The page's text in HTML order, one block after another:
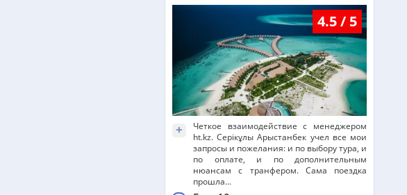
Италия из Алматы
Чехия из Алматы
Греция из Алматы
Сейшелы из Алматы
4.5 / 5
+
Четкое взаимодействие с менеджером
ht.kz. Серікұлы Арыстанбек учел все мои
запросы и пожелания: и по выбору тура, и
по оплате, и по дополнительным
нюансам с транфером. Сама поездка
прошла...